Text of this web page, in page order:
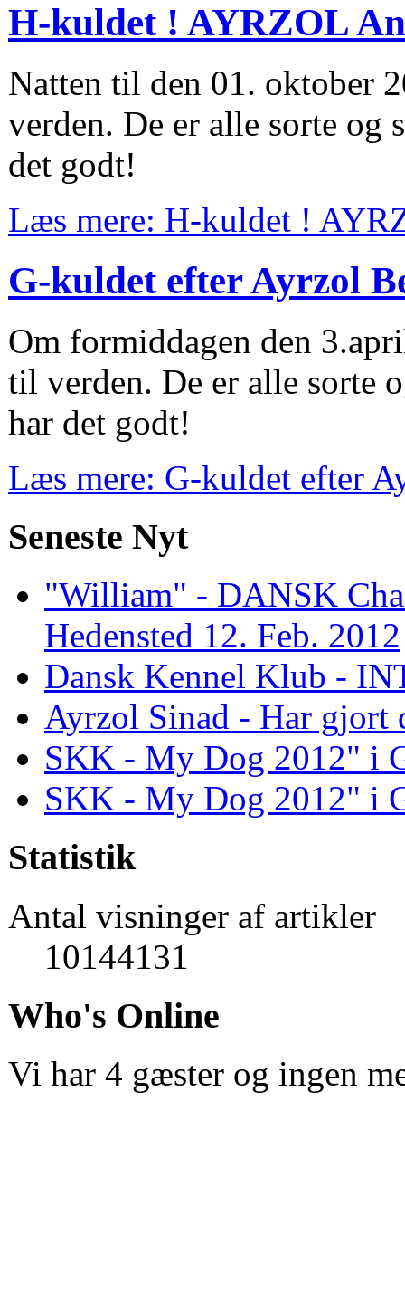
H-kuldet ! AYRZOL
Natten til den 01. oktober
verden. De er alle sorte og
det godt!
Læs mere: H-kuldet !
G-kuldet efter Ayrzol
Om formiddagen den
til verden. De er alle sorte
har det godt!
Læs mere: G-kuldet efter
Seneste Nyt
"William" - DANSK
Hedensted 12. Feb. 2012
Dansk Kennel Klub -
Ayrzol Sinad - Har gjort
SKK - My Dog 2012" i
SKK - My Dog 2012" i
Statistik
Antal visninger af artikler
10144131
Who's Online
Vi har 4 gæster og ingen